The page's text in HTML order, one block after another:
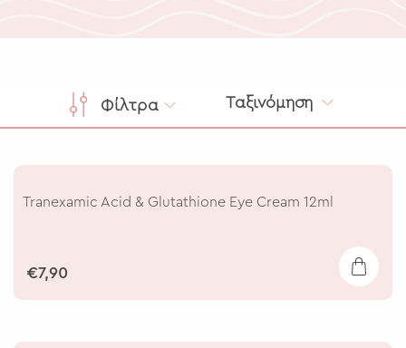
Φίλτρα Ταξινόμηση
Tranexamic Acid & Glutathione Eye Cream 12ml
€7,90